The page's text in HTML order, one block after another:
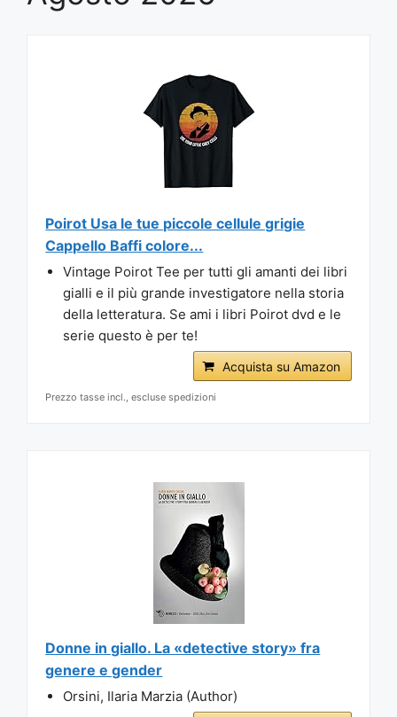
Poirot Usa le tue piccole cellule grigie
Cappello Baffi colore...
Vintage Poirot Tee per tutti gli amanti dei libri
gialli e il più grande investigatore nella storia
della letteratura. Se ami i libri Poirot dvd e le
serie questo è per te!
Acquista su Amazon
Prezzo tasse incl., escluse spedizioni
Donne in giallo. La «detective story» fra
genere e gender
Orsini, Ilaria Marzia (Author)